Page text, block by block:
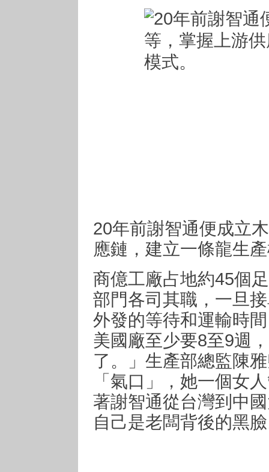
20年前謝智通便成立
應鏈，建立一條龍生
商億工廠占地約45個
部門各司其職，一旦
外發的等待和運輸時
美國廠至少要8至9週
了。」生產部總監陳
「氣口」，她一個女
著謝智通從台灣到中
自己是老闆背後的黑